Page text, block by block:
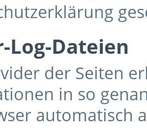
Log-Dateien
der Seiten
in so
automatisch